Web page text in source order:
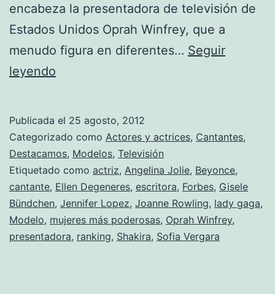
encabeza la presentadora de televisión de
Estados Unidos Oprah Winfrey, que a
menudo figura en diferentes… Seguir
leyendo
poderosas
del
2012
según
‘Forbes’
Publicada el 25 agosto, 2012
Categorizado como Actores y actrices, Cantantes,
Destacamos, Modelos, Televisión
Etiquetado como actriz, Angelina Jolie, Beyonce,
cantante, Ellen Degeneres, escritora, Forbes, Gisele
Bündchen, Jennifer Lopez, Joanne Rowling, lady gaga,
Modelo, mujeres más poderosas, Oprah Winfrey,
presentadora, ranking, Shakira, Sofia Vergara